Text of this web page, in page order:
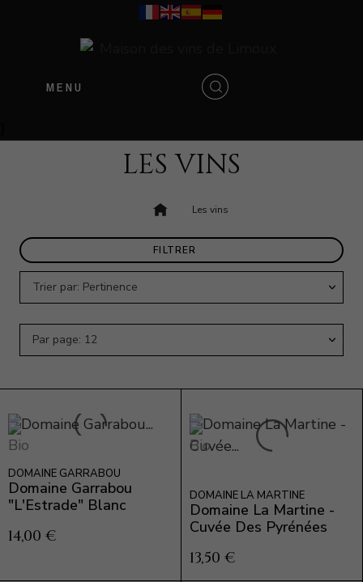
MENU
LES VINS
Accueil Les vins
FILTRER
Trier par: Pertinence
Par page: 12
DOMAINE GARRABOU
Domaine Garrabou
"L'Estrade" Blanc
14,00 €
DOMAINE LA MARTINE
Domaine La Martine -
Cuvée Des Pyrénées
13,50 €